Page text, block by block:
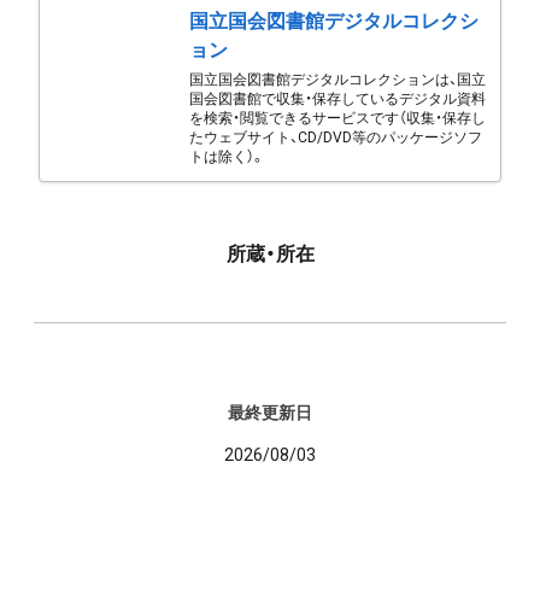
国立国会図書館デジタルコレクシ
ョン
国立国会図書館デジタルコレクションは、国立
国会図書館で収集・保存しているデジタル資料
を検索・閲覧できるサービスです（収集・保存し
たウェブサイト、CD/DVD等のパッケージソフ
トは除く）。
所蔵・所在
最終更新日
2026/08/03